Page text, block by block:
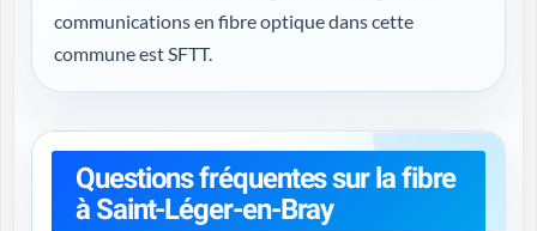
communications en fibre optique dans cette
commune est SFTT.
Questions fréquentes sur la fibre
à Saint-Léger-en-Bray